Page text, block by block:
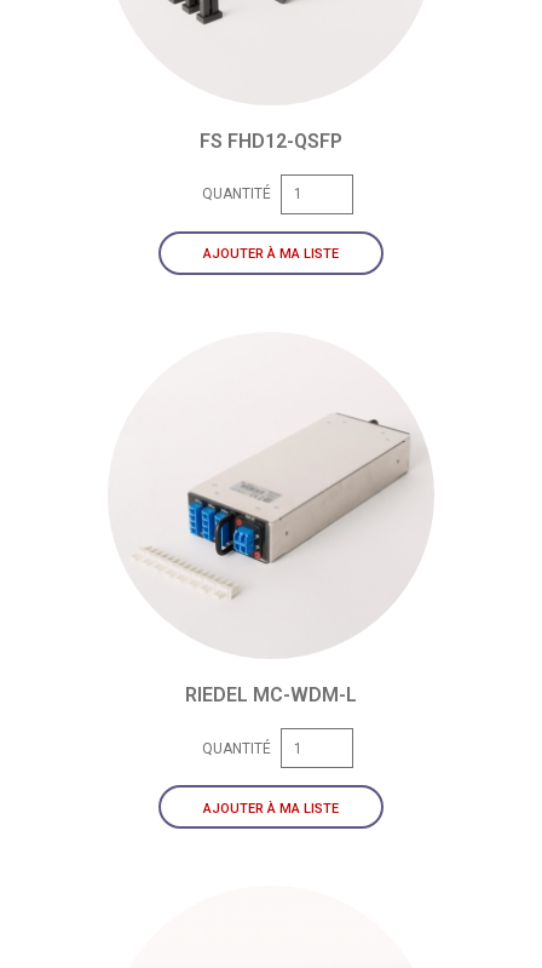
FS FHD12-QSFP
QUANTITÉ
AJOUTER À MA LISTE
RIEDEL MC-WDM-L
QUANTITÉ
AJOUTER À MA LISTE